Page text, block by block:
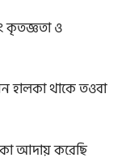
কৃতজ্ঞতা ও
হালকা থাকে তওবা
আদায় করেছি